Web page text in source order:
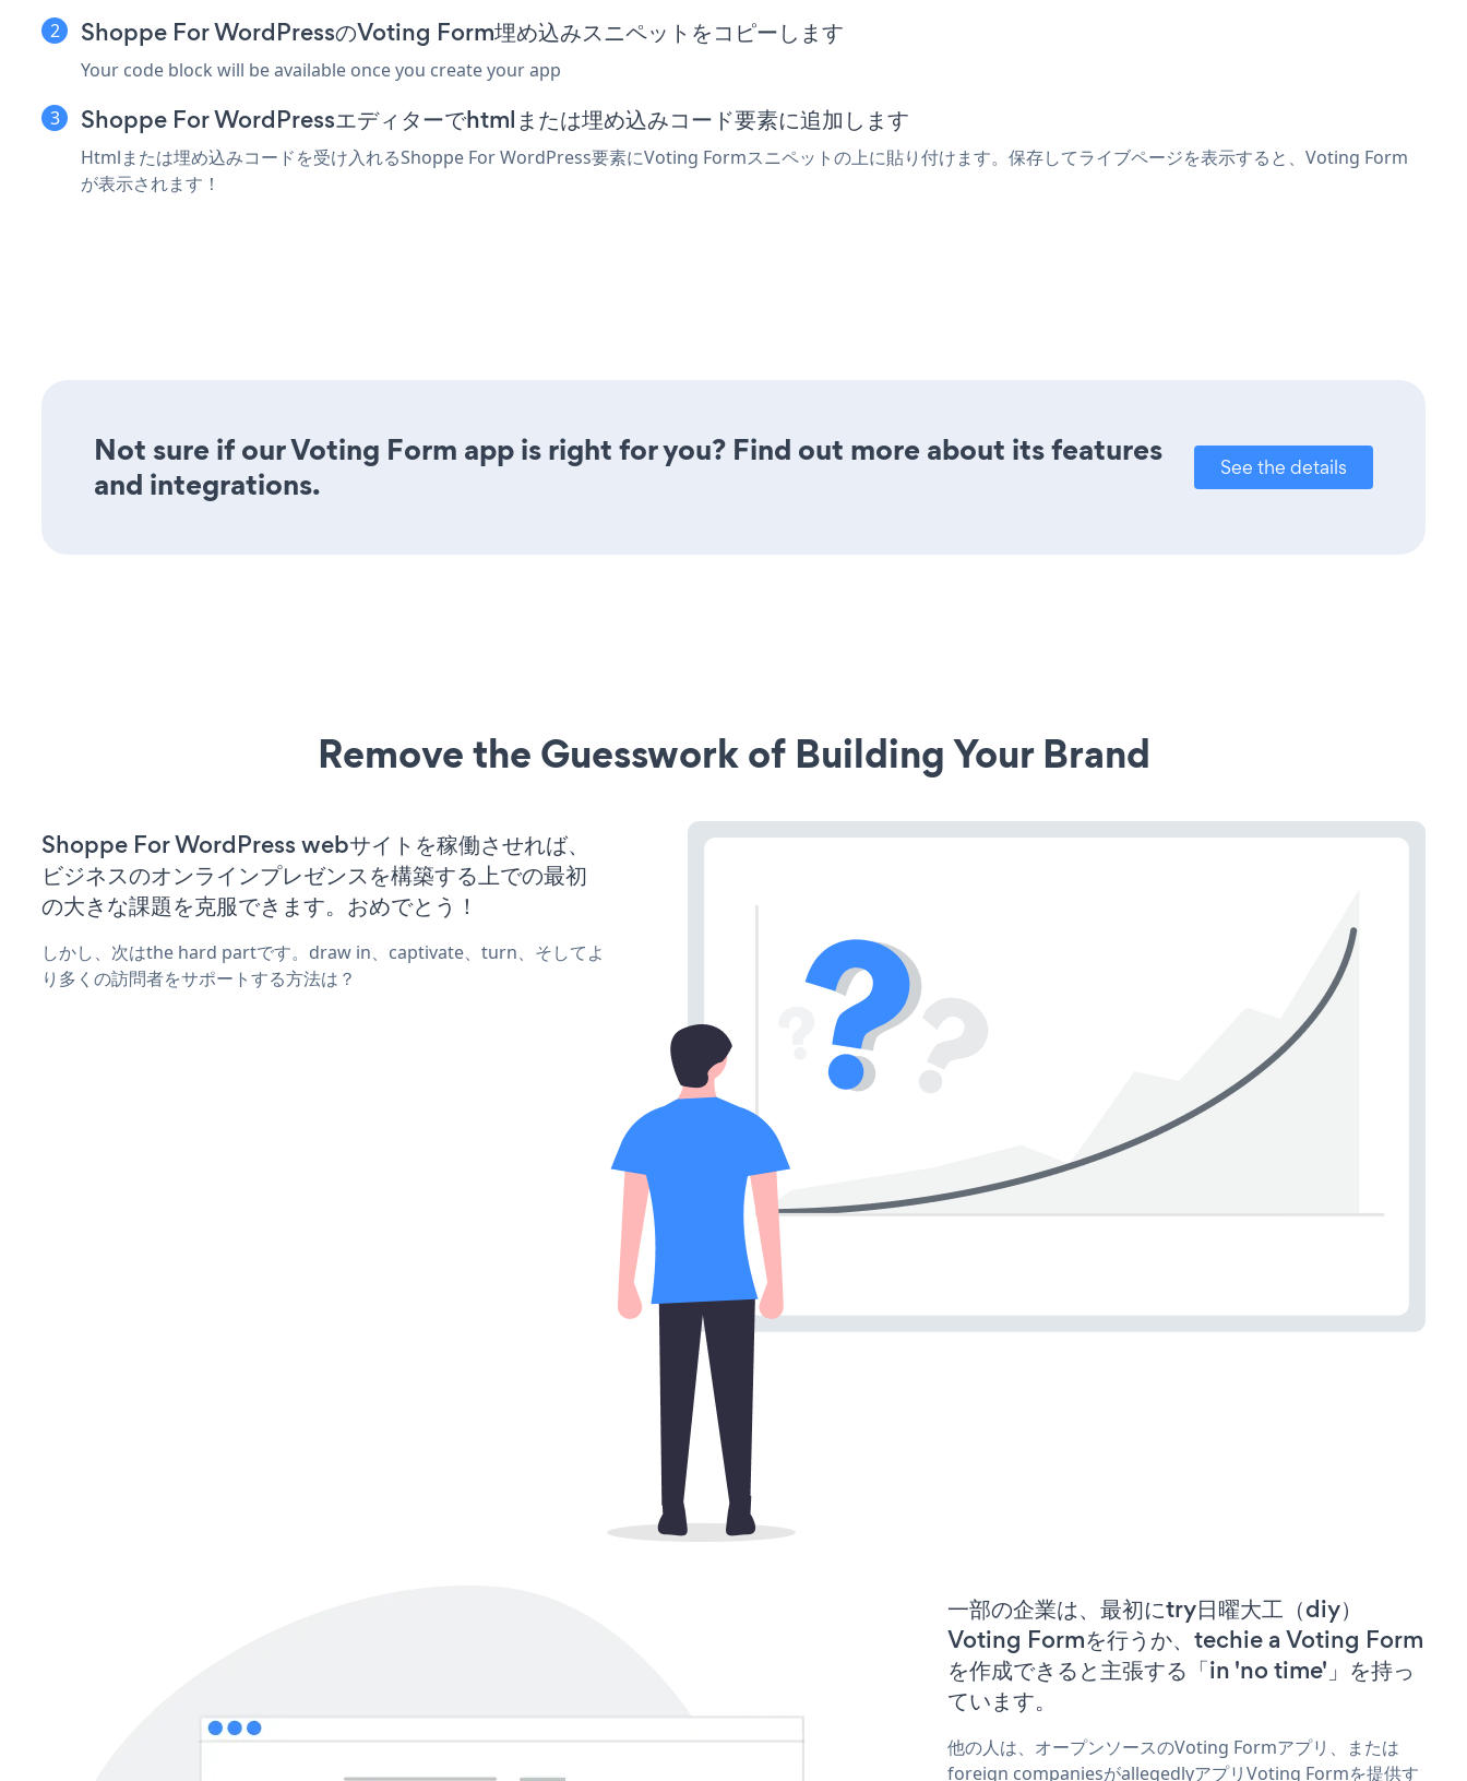
Shoppe For WordPressのVoting Form埋め込みスニペットをコピーします
Your code block will be available once you create your app
Shoppe For WordPressエディターでhtmlまたは埋め込みコード要素に追加します
Htmlまたは埋め込みコードを受け入れるShoppe For WordPress要素にVoting Formスニペットの上に貼り付けます。保存してライブページを表示すると、Voting Form
が表示されます！
Not sure if our Voting Form app is right for you? Find out more about its features
and integrations.
See the details
Remove the Guesswork of Building Your Brand
Shoppe For WordPress webサイトを稼働させれば、
ビジネスのオンラインプレゼンスを構築する上での最初
の大きな課題を克服できます。おめでとう！
しかし、次はthe hard partです。draw in、captivate、turn、そしてよ
り多くの訪問者をサポートする方法は？
一部の企業は、最初にtry日曜大工（diy）
Voting Formを行うか、techie a Voting Form
を作成できると主張する「in 'no time'」を持っ
ています。
他の人は、オープンソースのVoting Formアプリ、または
foreign companiesがallegedlyアプリVoting Formを提供す